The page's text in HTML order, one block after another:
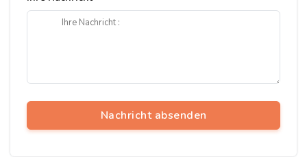
Nachricht absenden